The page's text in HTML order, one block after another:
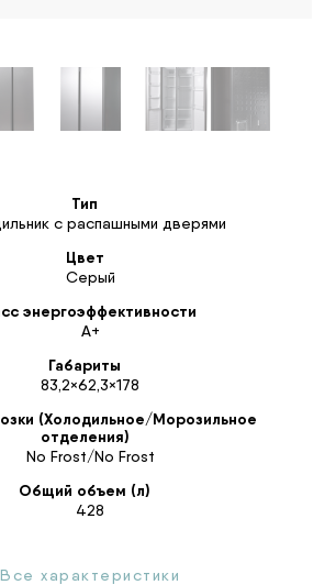
Тип
с распашными дверями
Цвет
Серый
энергоэффективности
А+
Габариты
83,2×62,3×178
(Холодильное/Морозильное
отделения)
No Frost/No Frost
Общий объем (л)
428
Все характеристики